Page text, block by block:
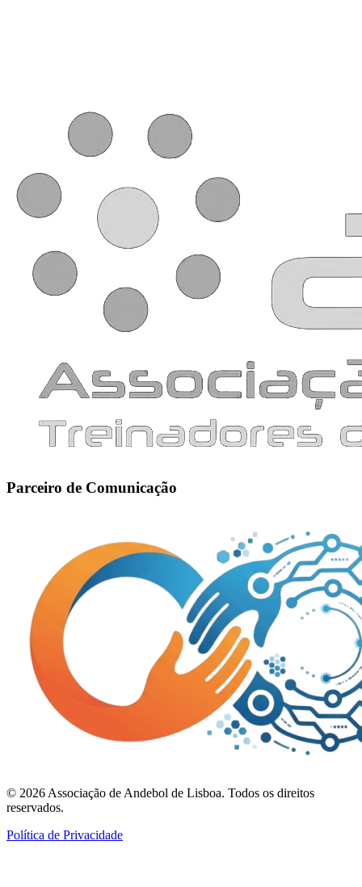
Parceiro de Comunicação
© 2026 Associação de Andebol de Lisboa. Todos os direitos
reservados.
Política de Privacidade